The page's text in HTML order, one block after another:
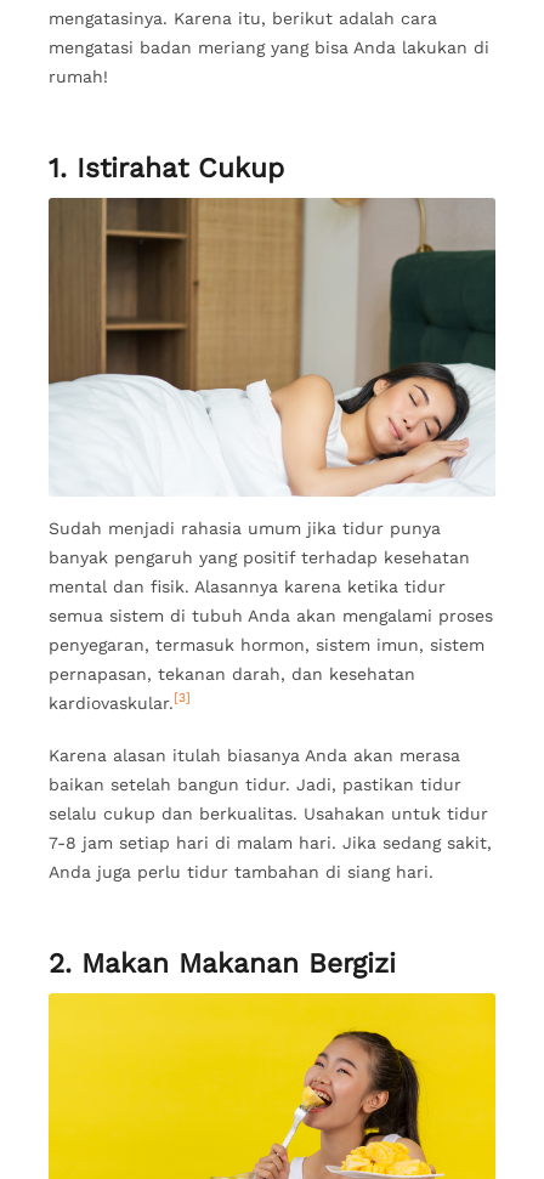
mengatasinya. Karena itu, berikut adalah cara
mengatasi badan meriang yang bisa Anda lakukan di
rumah!
1. Istirahat Cukup
Sudah menjadi rahasia umum jika tidur punya
banyak pengaruh yang positif terhadap kesehatan
mental dan fisik. Alasannya karena ketika tidur
semua sistem di tubuh Anda akan mengalami proses
penyegaran, termasuk hormon, sistem imun, sistem
pernapasan, tekanan darah, dan kesehatan
kardiovaskular. [3]
Karena alasan itulah biasanya Anda akan merasa
baikan setelah bangun tidur. Jadi, pastikan tidur
selalu cukup dan berkualitas. Usahakan untuk tidur
7-8 jam setiap hari di malam hari. Jika sedang sakit,
Anda juga perlu tidur tambahan di siang hari.
2. Makan Makanan Bergizi